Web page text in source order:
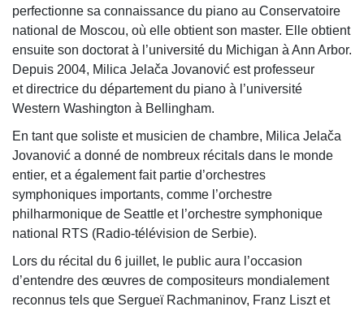
perfectionne sa connaissance du piano au Conservatoire
national de Moscou, où elle obtient son master. Elle obtient
ensuite son doctorat à l’université du Michigan à Ann Arbor.
Depuis 2004, Milica Jelača Jovanović est professeur
et directrice du département du piano à l’université
Western Washington à Bellingham.
En tant que soliste et musicien de chambre, Milica Jelača
Jovanović a donné de nombreux récitals dans le monde
entier, et a également fait partie d’orchestres
symphoniques importants, comme l’orchestre
philharmonique de Seattle et l’orchestre symphonique
national RTS (Radio-télévision de Serbie).
Lors du récital du 6 juillet, le public aura l’occasion
d’entendre des œuvres de compositeurs mondialement
reconnus tels que Sergueï Rachmaninov, Franz Liszt et